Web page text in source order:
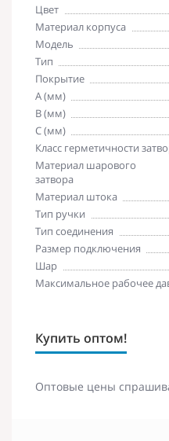
Цвет
Материал корпуса
Модель
Тип
Покрытие
A (мм)
B (мм)
C (мм)
Класс герметичности
Материал шарового
затвора
Материал штока
Тип ручки
Тип соединения
Размер подключения
Шар
Максимальное рабочее
Купить оптом!
Оптовые цены